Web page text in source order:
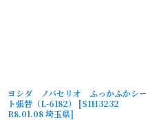
ヨシダ ノバセリオ ふっかふかシー
ト張替（L-6182）
[SIH3232
R8.01.08 埼玉県]